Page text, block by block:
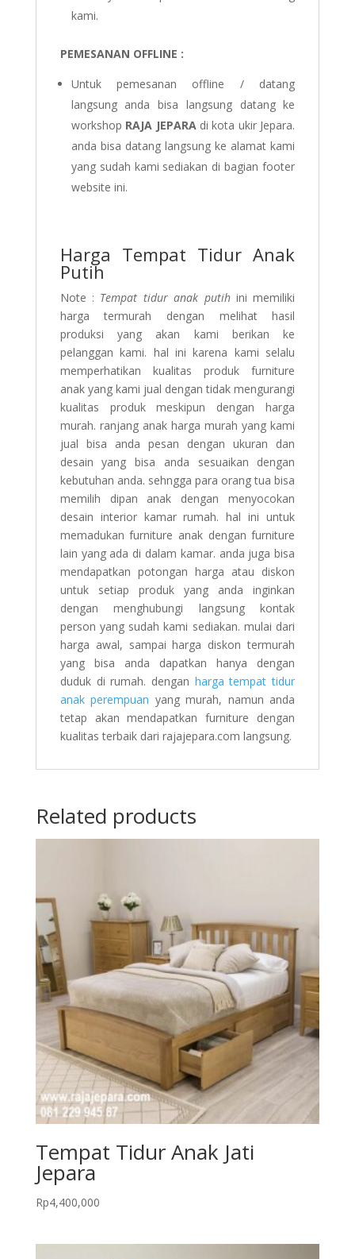
kami.
PEMESANAN OFFLINE :
Untuk pemesanan offline / datang
langsung anda bisa langsung datang ke
workshop RAJA JEPARAdi kota ukir Jepara.
anda bisa datang langsung ke alamat kami
yang sudah kami sediakan di bagian footer
website ini.
Harga Tempat Tidur Anak
Putih
Note : Tempat tidur anak putih ini memiliki
harga termurah dengan melihat hasil
produksi yang akan kami berikan ke
pelanggan kami. hal ini karena kami selalu
memperhatikan kualitas produk furniture
anak yang kami jual dengan tidak mengurangi
kualitas produk meskipun dengan harga
murah. ranjang anak harga murah yang kami
jual bisa anda pesan dengan ukuran dan
desain yang bisa anda sesuaikan dengan
kebutuhan anda. sehngga para orang tua bisa
memilih dipan anak dengan menyocokan
desain interior kamar rumah. hal ini untuk
memadukan furniture anak dengan furniture
lain yang ada di dalam kamar. anda juga bisa
mendapatkan potongan harga atau diskon
untuk setiap produk yang anda inginkan
dengan menghubungi langsung kontak
person yang sudah kami sediakan. mulai dari
harga awal, sampai harga diskon termurah
yang bisa anda dapatkan hanya dengan
duduk di rumah. dengan harga tempat tidur
anak perempuan yang murah, namun anda
tetap akan mendapatkan furniture dengan
kualitas terbaik dari rajajepara.com langsung.
Related products
Tempat Tidur Anak Jati
Jepara
Rp4,400,000